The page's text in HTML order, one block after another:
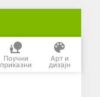
Поучни
приказни
Арт и
дизајн